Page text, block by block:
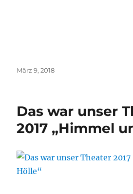
Veröffentlicht
März 9, 2018
Das war unser
2017 „Himmel